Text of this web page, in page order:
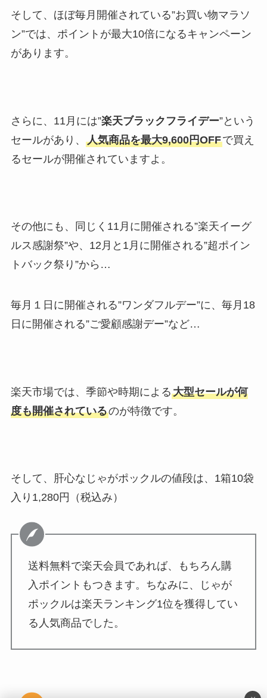
そして、ほぼ毎月開催されている”お買い物マラソ
ン”では、ポイントが最大10倍になるキャンペーン
があります。
さらに、11月には”楽天ブラックフライデー”という
セールがあり、 人気商品を最大9,600円OFFで買え
るセールが開催されていますよ。
その他にも、同じく11月に開催される”楽天イーグ
ルス感謝祭”や、12月と1月に開催される”超ポイン
トバック祭り”から…
毎月１日に開催される”ワンダフルデー”に、毎月18
日に開催される”ご愛顧感謝デー”など…
楽天市場では、季節や時期による大型セールが何
度も開催されているのが特徴です。
そして、肝心なじゃがポックルの値段は、1箱10袋
入り1,280円（税込み）
送料無料で楽天会員であれば、もちろん購
入ポイントもつきます。ちなみに、じゃが
ポックルは楽天ランキング1位を獲得してい
る人気商品でした。